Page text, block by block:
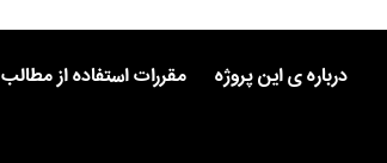
درباره ی این پروژه مقررات استفاده از مطالب